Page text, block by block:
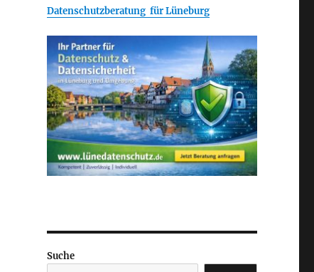
Datenschutzberatung für Lüneburg
Suche